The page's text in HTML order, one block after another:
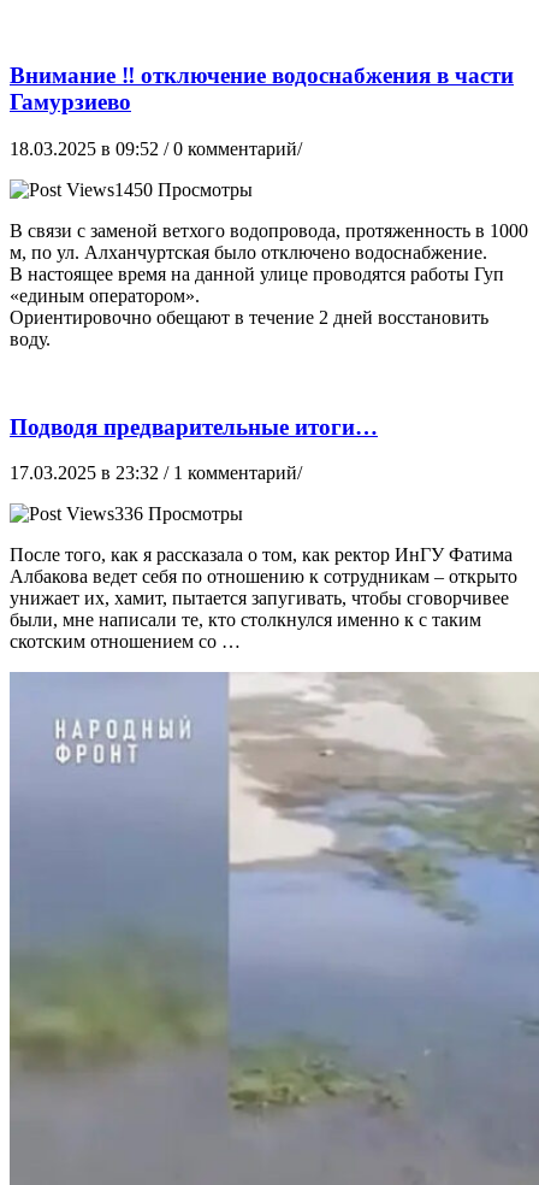
Внимание ‼️ отключение водоснабжения в части
Гамурзиево
18.03.2025 в 09:52 / 0 комментарий/
1450 Просмотры
В связи с заменой ветхого водопровода, протяженность в 1000
м, по ул. Алханчуртская было отключено водоснабжение.
В настоящее время на данной улице проводятся работы Гуп
«единым оператором».
Ориентировочно обещают в течение 2 дней восстановить
воду.
Подводя предварительные итоги…
17.03.2025 в 23:32 / 1 комментарий/
336 Просмотры
После того, как я рассказала о том, как ректор ИнГУ Фатима
Албакова ведет себя по отношению к сотрудникам – открыто
унижает их, хамит, пытается запугивать, чтобы сговорчивее
были, мне написали те, кто столкнулся именно к с таким
скотским отношением со …